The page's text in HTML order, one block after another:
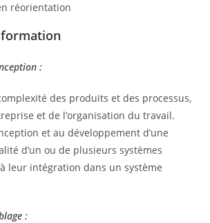
réorientation
:
des produits et des processus,
et de l’organisation du travail.
et au développement d’une
d’un ou de plusieurs systèmes
leur intégration dans un système
: